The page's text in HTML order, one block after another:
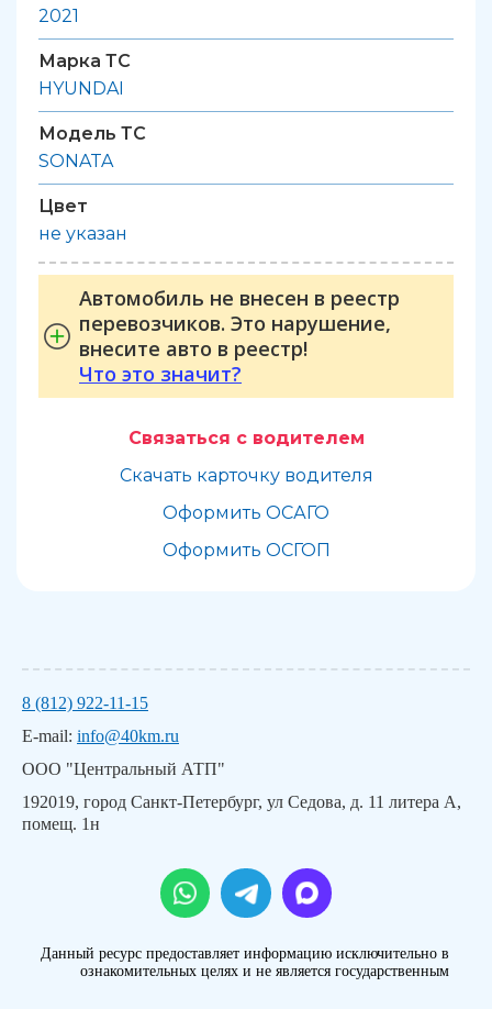
2021
Марка ТС
HYUNDAI
Модель ТС
SONATA
Цвет
не указан
Автомобиль не внесен в реестр
перевозчиков. Это нарушение,
внесите авто в реестр!
Что это значит?
Связаться с водителем
Скачать карточку водителя
Оформить ОСАГО
Оформить ОСГОП
8 (812) 922-11-15
E-mail: info@40km.ru
ООО "Центральный АТП"
192019, город Санкт-Петербург, ул Седова, д. 11 литера А,
помещ. 1н
Данный ресурс предоставляет информацию исключительно в
ознакомительных целях и не является государственным